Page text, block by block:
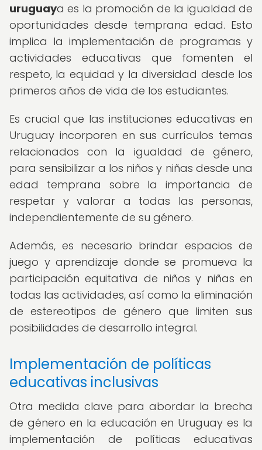
uruguaya es la promoción de la igualdad de
oportunidades desde temprana edad. Esto
implica la implementación de programas y
actividades educativas que fomenten el
respeto, la equidad y la diversidad desde los
primeros años de vida de los estudiantes.
Es crucial que las instituciones educativas en
Uruguay incorporen en sus currículos temas
relacionados con la igualdad de género,
para sensibilizar a los niños y niñas desde una
edad temprana sobre la importancia de
respetar y valorar a todas las personas,
independientemente de su género.
Además, es necesario brindar espacios de
juego y aprendizaje donde se promueva la
participación equitativa de niños y niñas en
todas las actividades, así como la eliminación
de estereotipos de género que limiten sus
posibilidades de desarrollo integral.
Implementación de políticas
educativas inclusivas
Otra medida clave para abordar la brecha
de género en la educación en Uruguay es la
implementación de políticas educativas